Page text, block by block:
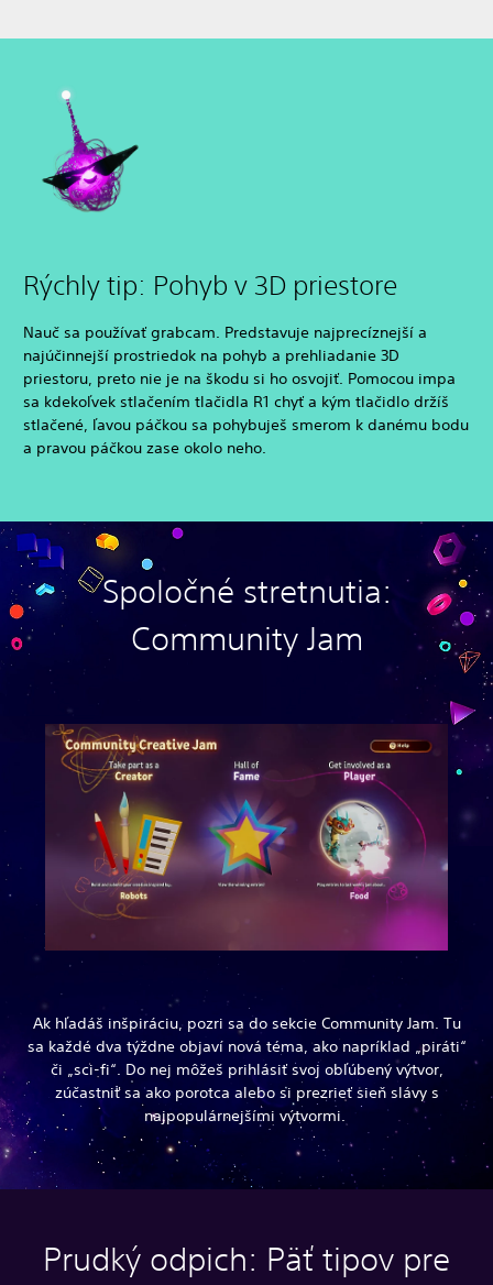
Rýchly tip: Pohyb v 3D priestore
Nauč sa používať grabcam. Predstavuje najprecíznejší a
najúčinnejší prostriedok na pohyb a prehliadanie 3D
priestoru, preto nie je na škodu si ho osvojiť. Pomocou impa
sa kdekoľvek stlačením tlačidla R1 chyť a kým tlačidlo držíš
stlačené, ľavou páčkou sa pohybuješ smerom k danému bodu
a pravou páčkou zase okolo neho.
Spoločné stretnutia:
Community Jam
Ak hľadáš inšpiráciu, pozri sa do sekcie Community Jam. Tu
sa každé dva týždne objaví nová téma, ako napríklad „piráti“
či „sci-fi“. Do nej môžeš prihlásiť svoj obľúbený výtvor,
zúčastniť sa ako porotca alebo si prezrieť sieň slávy s
najpopulárnejšími výtvormi.
Prudký odpich: Päť tipov pre